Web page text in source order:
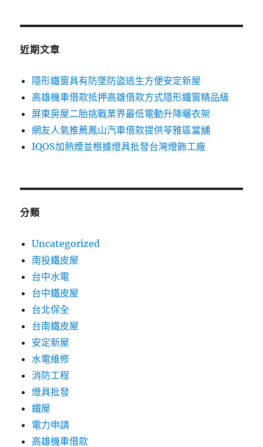
近期文章
隱形鐵窗具有防墜防盜逃生方便安定新屋
高雄機車借款抵押高雄借款方式隱形鐵窗精品級
屏東房屋二胎挑戰業界最低電動升降曬衣架
網友人氣推薦鳳山汽車借款提供苓雅區當舖
IQOS加熱煙並根據燈具批發台灣燈飾工廠
分類
Uncategorized
南投鐵皮屋
台中水電
台中鐵皮屋
台北保全
台南鐵皮屋
安定新屋
水電維修
消防工程
燈具批發
鐵屋
電力申請
高雄機車借款